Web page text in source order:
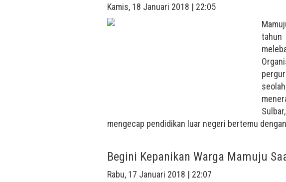
Kamis, 18 Januari 2018 | 22:05
tahun
mengecap pendidikan luar negeri bertemu
Begini Kepanikan Warga Mamuju
Rabu, 17 Januari 2018 | 22:07